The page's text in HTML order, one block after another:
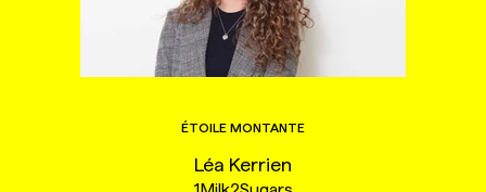
ÉTOILE MONTANTE
Léa Kerrien